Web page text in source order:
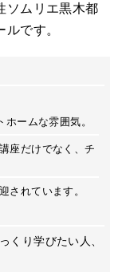
ソムリエ黒木都
です。
ームな雰囲気。
座だけでなく、チ
されています。
くり学びたい人、